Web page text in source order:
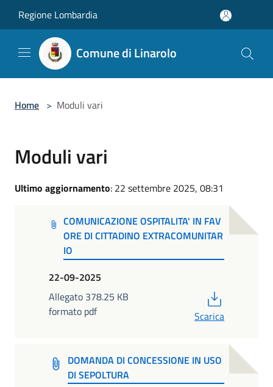
Regione Lombardia
Comune di Linarolo
Home > Moduli vari
Moduli vari
Ultimo aggiornamento: 22 settembre 2025, 08:31
COMUNICAZIONE OSPITALITA' IN FAV
ORE DI CITTADINO EXTRACOMUNITAR
IO
22-09-2025
Allegato 378.25 KB
formato pdf
Scarica
DOMANDA DI CONCESSIONE IN USO
DI SEPOLTURA